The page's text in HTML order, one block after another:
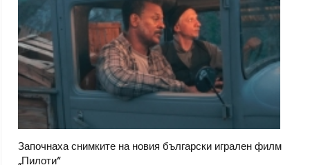
Започнаха снимките на новия български игрален филм
„Пилоти“